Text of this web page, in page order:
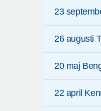
23
26 augusti
20 maj
22 april